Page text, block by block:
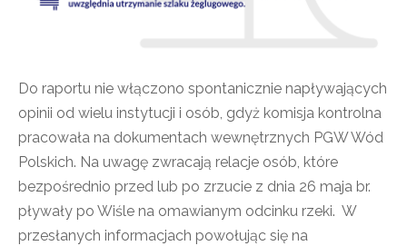
Do raportu nie włączono spontanicznie napływających
opinii od wielu instytucji i osób, gdyż komisja kontrolna
pracowała na dokumentach wewnętrznych PGW Wód
Polskich. Na uwagę zwracają relacje osób, które
bezpośrednio przed lub po zrzucie z dnia 26 maja br.
pływały po Wiśle na omawianym odcinku rzeki. W
przesłanych informacjach powołując się na